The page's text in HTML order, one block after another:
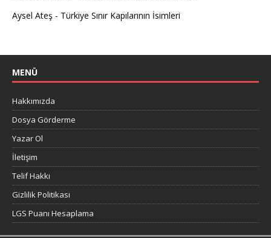
Aysel Ateş - Türkiye Sınır Kapılarının İsimleri
MENÜ
Hakkımızda
Dosya Görderme
Yazar Ol
İletişim
Telif Hakkı
Gizlilik Politikası
LGS Puanı Hesaplama